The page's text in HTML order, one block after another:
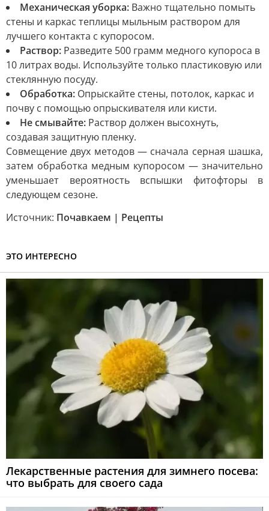
Механическая уборка: Важно тщательно помыть
стены и каркас теплицы мыльным раствором для
лучшего контакта с купоросом.
Раствор: Разведите 500 грамм медного купороса в
10 литрах воды. Используйте только пластиковую или
стеклянную посуду.
Обработка: Опрыскайте стены, потолок, каркас и
почву с помощью опрыскивателя или кисти.
Не смывайте: Раствор должен высохнуть,
создавая защитную пленку.
Совмещение двух методов — сначала серная шашка,
затем обработка медным купоросом — значительно
уменьшает вероятность вспышки фитофторы в
следующем сезоне.
Источник: Почавкаем | Рецепты
ЭТО ИНТЕРЕСНО
Лекарственные растения для зимнего посева:
что выбрать для своего сада